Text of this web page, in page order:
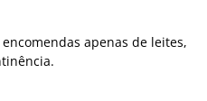
apenas de leites,